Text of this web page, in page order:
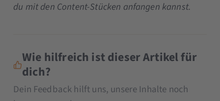
du mit den Content-Stücken anfangen kannst.
Wie hilfreich ist dieser Artikel für
dich?
Dein Feedback hilft uns, unsere Inhalte noch